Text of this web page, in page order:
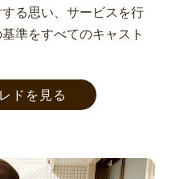
る思い、サービスを行
準をすべてのキャスト
ドを見る